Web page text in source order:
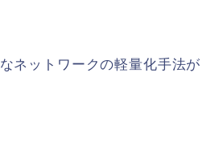
ネットワークの軽量化手法が